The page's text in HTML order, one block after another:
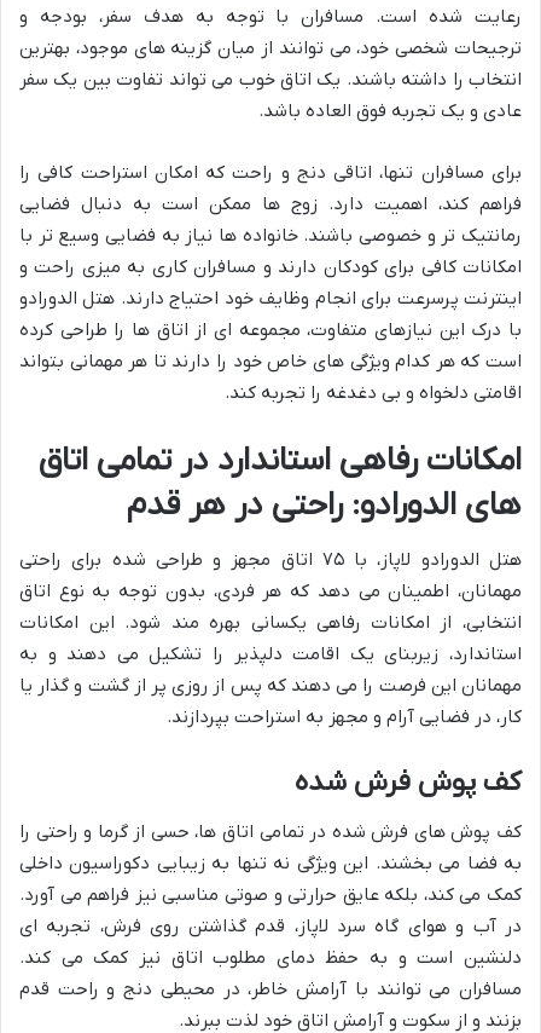
رعایت شده است. مسافران با توجه به هدف سفر، بودجه و
ترجیحات شخصی خود، می توانند از میان گزینه های موجود، بهترین
انتخاب را داشته باشند. یک اتاق خوب می تواند تفاوت بین یک سفر
عادی و یک تجربه فوق العاده باشد.
برای مسافران تنها، اتاقی دنج و راحت که امکان استراحت کافی را
فراهم کند، اهمیت دارد. زوج ها ممکن است به دنبال فضایی
رمانتیک تر و خصوصی باشند. خانواده ها نیاز به فضایی وسیع تر با
امکانات کافی برای کودکان دارند و مسافران کاری به میزی راحت و
اینترنت پرسرعت برای انجام وظایف خود احتیاج دارند. هتل الدورادو
با درک این نیازهای متفاوت، مجموعه ای از اتاق ها را طراحی کرده
است که هر کدام ویژگی های خاص خود را دارند تا هر مهمانی بتواند
اقامتی دلخواه و بی دغدغه را تجربه کند.
امکانات رفاهی استاندارد در تمامی اتاق
های الدورادو: راحتی در هر قدم
هتل الدورادو لاپاز، با ۷۵ اتاق مجهز و طراحی شده برای راحتی
مهمانان، اطمینان می دهد که هر فردی، بدون توجه به نوع اتاق
انتخابی، از امکانات رفاهی یکسانی بهره مند شود. این امکانات
استاندارد، زیربنای یک اقامت دلپذیر را تشکیل می دهند و به
مهمانان این فرصت را می دهند که پس از روزی پر از گشت و گذار یا
کار، در فضایی آرام و مجهز به استراحت بپردازند.
کف پوش فرش شده
کف پوش های فرش شده در تمامی اتاق ها، حسی از گرما و راحتی را
به فضا می بخشند. این ویژگی نه تنها به زیبایی دکوراسیون داخلی
کمک می کند، بلکه عایق حرارتی و صوتی مناسبی نیز فراهم می آورد.
در آب و هوای گاه سرد لاپاز، قدم گذاشتن روی فرش، تجربه ای
دلنشین است و به حفظ دمای مطلوب اتاق نیز کمک می کند.
مسافران می توانند با آرامش خاطر، در محیطی دنج و راحت قدم
بزنند و از سکوت و آرامش اتاق خود لذت ببرند.